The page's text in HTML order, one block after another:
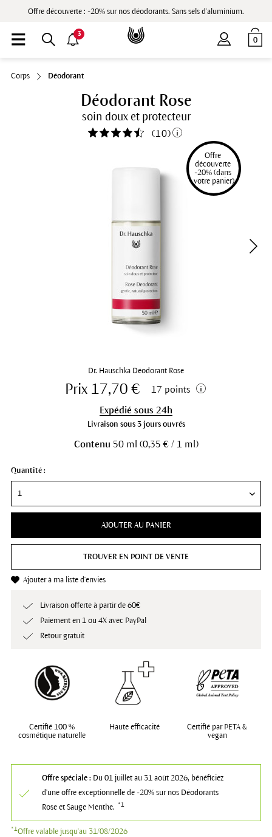
Offre découverte : -20% sur nos déodorants. Sans sels d'aluminium.
0
3
Corps Déodorant
Déodorant Rose
soin doux et protecteur
(10)
Offre
découverte
-20% (dans
votre panier)
Dr. Hauschka Déodorant Rose
Prix 17,70 € 17 points
Expédié sous 24h
Livraison sous 3 jours ouvrés
Contenu 50 ml (0,35 € / 1 ml)
Quantité :
AJOUTER AU PANIER
TROUVER EN POINT DE VENTE
Ajouter à ma liste d'envies
Livraison offerte à partir de 60€
Paiement en 1 ou 4X avec PayPal
Retour gratuit
Certifié 100 %
cosmétique naturelle
Haute efficacité
Certifié par PETA &
vegan
Offre spéciale : Du 01 juillet au 31 août 2026, bénéficiez
d'une offre exceptionnelle de -20% sur nos Déodorants
Rose et Sauge Menthe. *1
*1Offre valable jusqu'au 31/08/2026